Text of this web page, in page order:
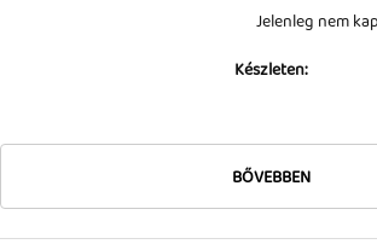
Jelenleg nem
Készleten:
BŐVEBBEN
Tok, kábel, töltő, tartó
Információk